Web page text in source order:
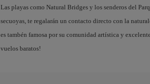
Las playas como Natural Bridges y los senderos del
secuoyas, te regalarán un contacto directo con la
es tambén famosa por su comunidad artística y
vuelos baratos!